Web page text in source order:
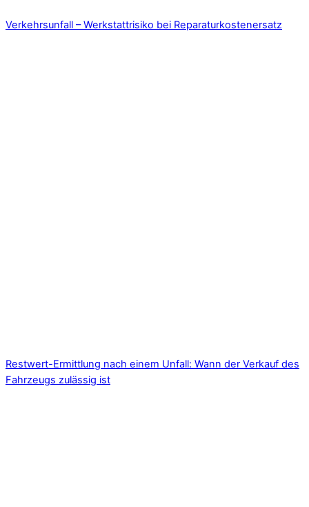
Verkehrsunfall – Werkstattrisiko bei Reparaturkostenersatz
Restwert-Ermittlung nach einem Unfall: Wann der Verkauf des
Fahrzeugs zulässig ist